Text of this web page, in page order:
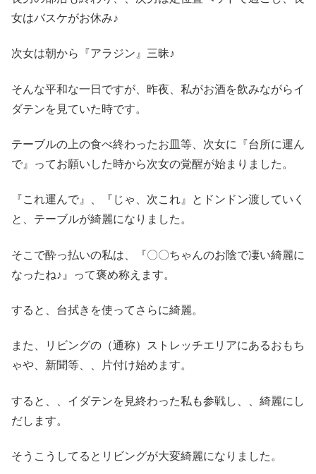
女はバスケがお休み♪
次女は朝から『アラジン』三昧♪
そんな平和な一日ですが、昨夜、私がお酒を飲みながらイ
ダテンを見ていた時です。
テーブルの上の食べ終わったお皿等、次女に『台所に運ん
で』ってお願いした時から次女の覚醒が始まりました。
『これ運んで』、『じゃ、次これ』とドンドン渡していく
と、テーブルが綺麗になりました。
そこで酔っ払いの私は、『〇〇ちゃんのお陰で凄い綺麗に
なったね♪』って褒め称えます。
すると、台拭きを使ってさらに綺麗。
また、リビングの（通称）ストレッチエリアにあるおもち
ゃや、新聞等、、片付け始めます。
すると、、イダテンを見終わった私も参戦し、、綺麗にし
だします。
そうこうしてるとリビングが大変綺麗になりました。